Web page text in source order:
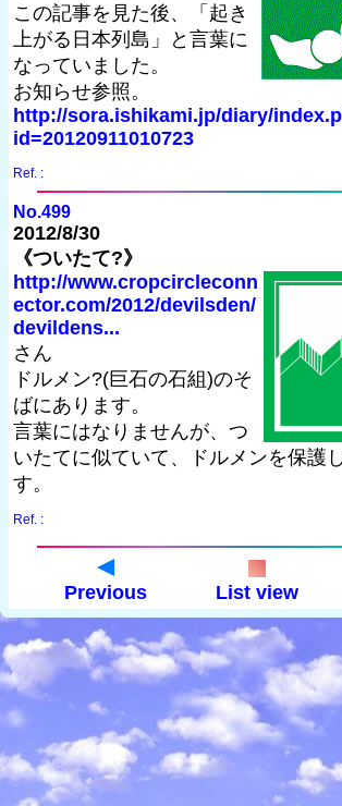
この記事を見た後、「起き
上がる日本列島」と言葉に
なっていました。
お知らせ参照。
http://sora.ishikami.jp/diary/
id=20120911010723
Ref. :
No.499
2012/8/30
《ついたて?》
http://www.cropcircleconn
ector.com/2012/devilsden/
devildens...
さん
ドルメン?(巨石の石組)のそ
ばにあります。
言葉にはなりませんが、つ
いたてに似ていて、ドルメンを保護
す。
Ref. :
Previous List view